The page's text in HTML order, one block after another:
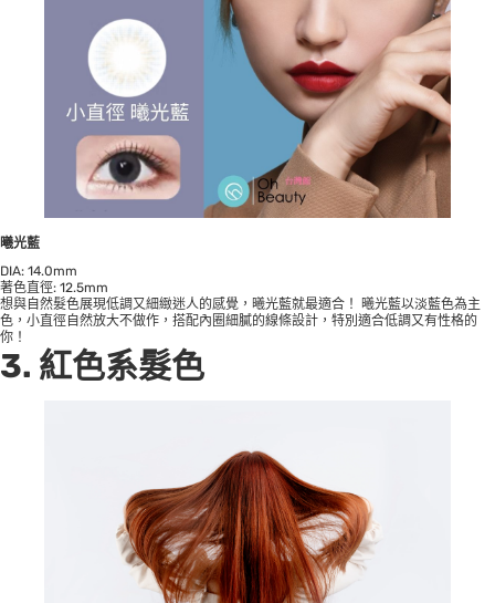
曦光藍
DIA: 14.0mm
著色直徑: 12.5mm
想與自然髮色展現低調又細緻迷人的感覺，曦光藍就最適合！ 曦光藍以淡藍色為主
色，小直徑自然放大不做作，搭配內圈細膩的線條設計，特別適合低調又有性格的
你！
3. 紅色系髮色